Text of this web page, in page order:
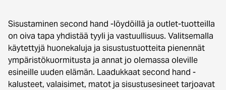
Sisustaminen second hand -löydöillä ja outlet-tuotteilla
on oiva tapa yhdistää tyyli ja vastuullisuus. Valitsemalla
käytettyjä huonekaluja ja sisustustuotteita pienennät
ympäristökuormitusta ja annat jo olemassa oleville
esineille uuden elämän. Laadukkaat second hand -
kalusteet, valaisimet, matot ja sisustusesineet tarjoavat